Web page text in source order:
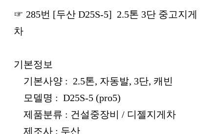
☞ 285번 [두산 D25S-5] 2.5톤 3단 중고지게
차
기본정보
기본사양 : 2.5톤, 자동발, 3단, 캐빈
모델명 : D25S-5 (pro5)
제품분류 : 건설중장비 / 디젤지게차
제조사 : 두산